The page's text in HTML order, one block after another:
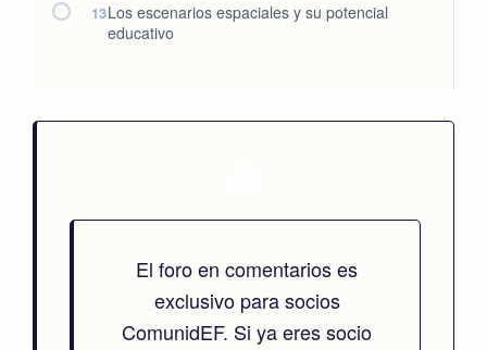
13Los escenarios espaciales y su potencial
educativo
El foro en comentarios es
exclusivo para socios
ComunidEF. Si ya eres socio